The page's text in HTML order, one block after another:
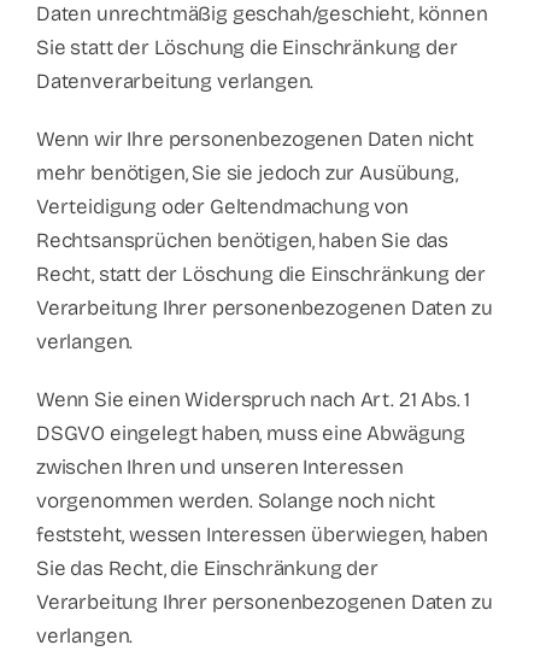
Daten unrechtmäßig geschah/geschieht, können
Sie statt der Löschung die Einschränkung der
Datenverarbeitung verlangen.
Wenn wir Ihre personenbezogenen Daten nicht
mehr benötigen, Sie sie jedoch zur Ausübung,
Verteidigung oder Geltendmachung von
Rechtsansprüchen benötigen, haben Sie das
Recht, statt der Löschung die Einschränkung der
Verarbeitung Ihrer personenbezogenen Daten zu
verlangen.
Wenn Sie einen Widerspruch nach Art. 21 Abs. 1
DSGVO eingelegt haben, muss eine Abwägung
zwischen Ihren und unseren Interessen
vorgenommen werden. Solange noch nicht
feststeht, wessen Interessen überwiegen, haben
Sie das Recht, die Einschränkung der
Verarbeitung Ihrer personenbezogenen Daten zu
verlangen.